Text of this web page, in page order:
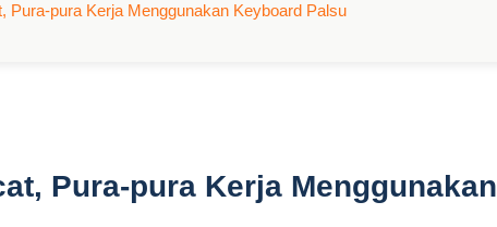
Pura-pura Kerja Menggunakan Keyboard Palsu
Pura-pura Kerja Menggunakan